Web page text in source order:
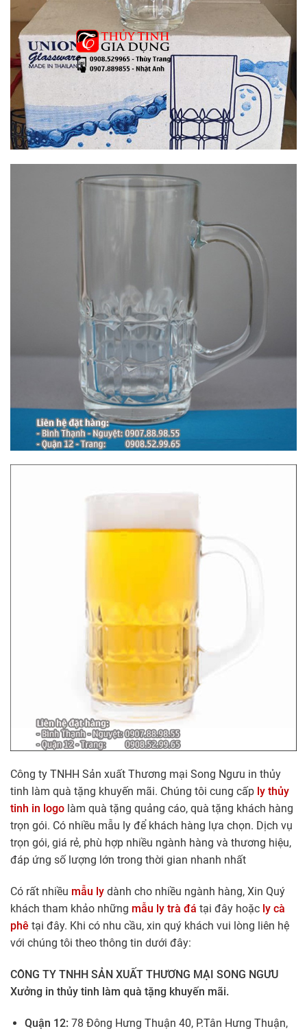
Công ty TNHH Sản xuất Thương mại Song Ngưu in thủy
tinh làm quà tặng khuyến mãi. Chúng tôi cung cấp ly thủy
tinh in logo làm quà tặng quảng cáo, quà tặng khách hàng
trọn gói. Có nhiều mẫu ly để khách hàng lựa chọn. Dịch vụ
trọn gói, giá rẻ, phù hợp nhiều ngành hàng và thương hiệu,
đáp ứng số lượng lớn trong thời gian nhanh nhất
Có rất nhiều mẫu ly dành cho nhiều ngành hàng, Xin Quý
khách tham khảo những mẫu ly trà đá tại đây hoặc ly cà
phê tại đây. Khi có nhu cầu, xin quý khách vui lòng liên hệ
với chúng tôi theo thông tin dưới đây:
CÔNG TY TNHH SẢN XUẤT THƯƠNG MẠI SONG NGƯU
Xưởng in thủy tinh làm quà tặng khuyến mãi.
Quận 12: 78 Đông Hưng Thuận 40, P.Tân Hưng Thuận,